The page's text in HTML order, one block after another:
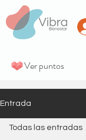
Ver puntos
Entrada
Todas las entradas